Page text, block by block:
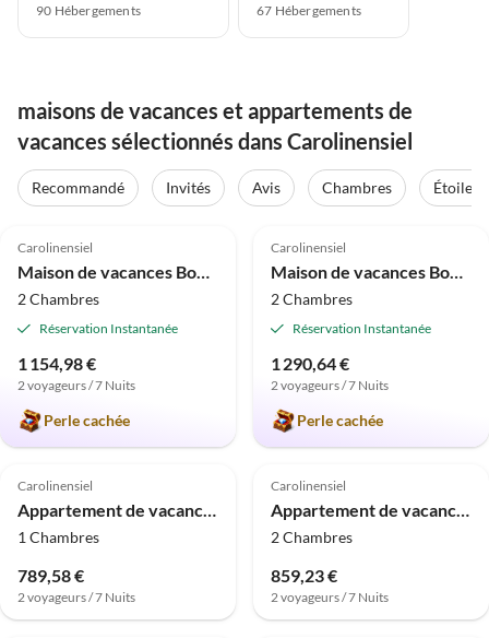
90 Hébergements 67 Hébergements
maisons de vacances et appartements de
vacances sélectionnés dans Carolinensiel
Recommandé Invités Avis Chambres Étoiles
Meilleure
Annonce
Carolinensiel
Maison de vacances Bonheur Côtier - Frieda
2 Chambres
Réservation Instantanée
1 154,98 €
2 voyageurs / 7 Nuits
Perle cachée
Meilleure
Annonce
Carolinensiel
Maison de vacances Bonheur Côtier - Rosalie
2 Chambres
Réservation Instantanée
1 290,64 €
2 voyageurs / 7 Nuits
Perle cachée
4.7 (21)
Carolinensiel
Appartement de vacances 50061
1 Chambres
789,58 €
2 voyageurs / 7 Nuits
4.7 (15)
Carolinensiel
Appartement de vacances 50036
2 Chambres
859,23 €
2 voyageurs / 7 Nuits
4.5 (6) 4.6 (4)